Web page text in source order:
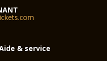
& service